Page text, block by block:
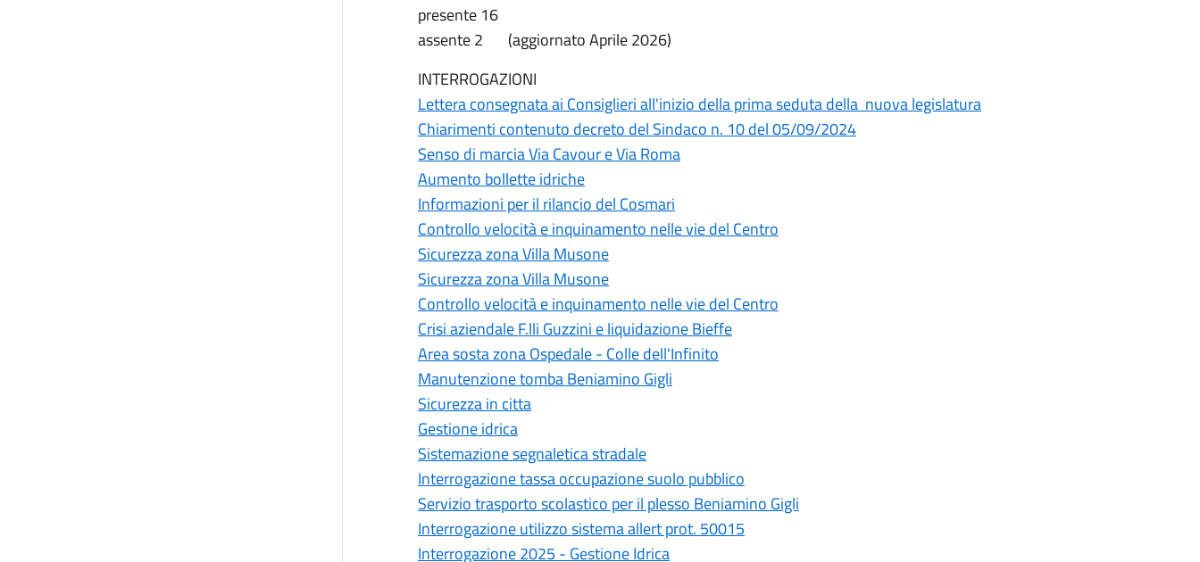
presente 16
assente 2 (aggiornato Aprile 2026)
INTERROGAZIONI
Lettera consegnata ai Consiglieri all'inizio della prima seduta della nuova legislatura
Chiarimenti contenuto decreto del Sindaco n. 10 del 05/09/2024
Senso di marcia Via Cavour e Via Roma
Aumento bollette idriche
Informazioni per il rilancio del Cosmari
Controllo velocità e inquinamento nelle vie del Centro
Sicurezza zona Villa Musone
Sicurezza zona Villa Musone
Controllo velocità e inquinamento nelle vie del Centro
Crisi aziendale F.lli Guzzini e liquidazione Bieffe
Area sosta zona Ospedale - Colle dell'Infinito
Manutenzione tomba Beniamino Gigli
Sicurezza in citta
Gestione idrica
Sistemazione segnaletica stradale
Interrogazione tassa occupazione suolo pubblico
Servizio trasporto scolastico per il plesso Beniamino Gigli
Interrogazione utilizzo sistema allert prot. 50015
Interrogazione 2025 - Gestione Idrica